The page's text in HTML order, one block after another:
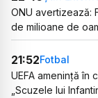
ONU avertizează:
de milioane de
21:52Fotbal
UEFA amenință în
„Scuzele lui